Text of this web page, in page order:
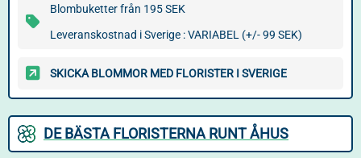
Blombuketter från 195 SEK
Leveranskostnad i Sverige : VARIABEL (+/- 99 SEK)
SKICKA BLOMMOR MED FLORISTER I SVERIGE
DE BÄSTA FLORISTERNA RUNT ÅHUS